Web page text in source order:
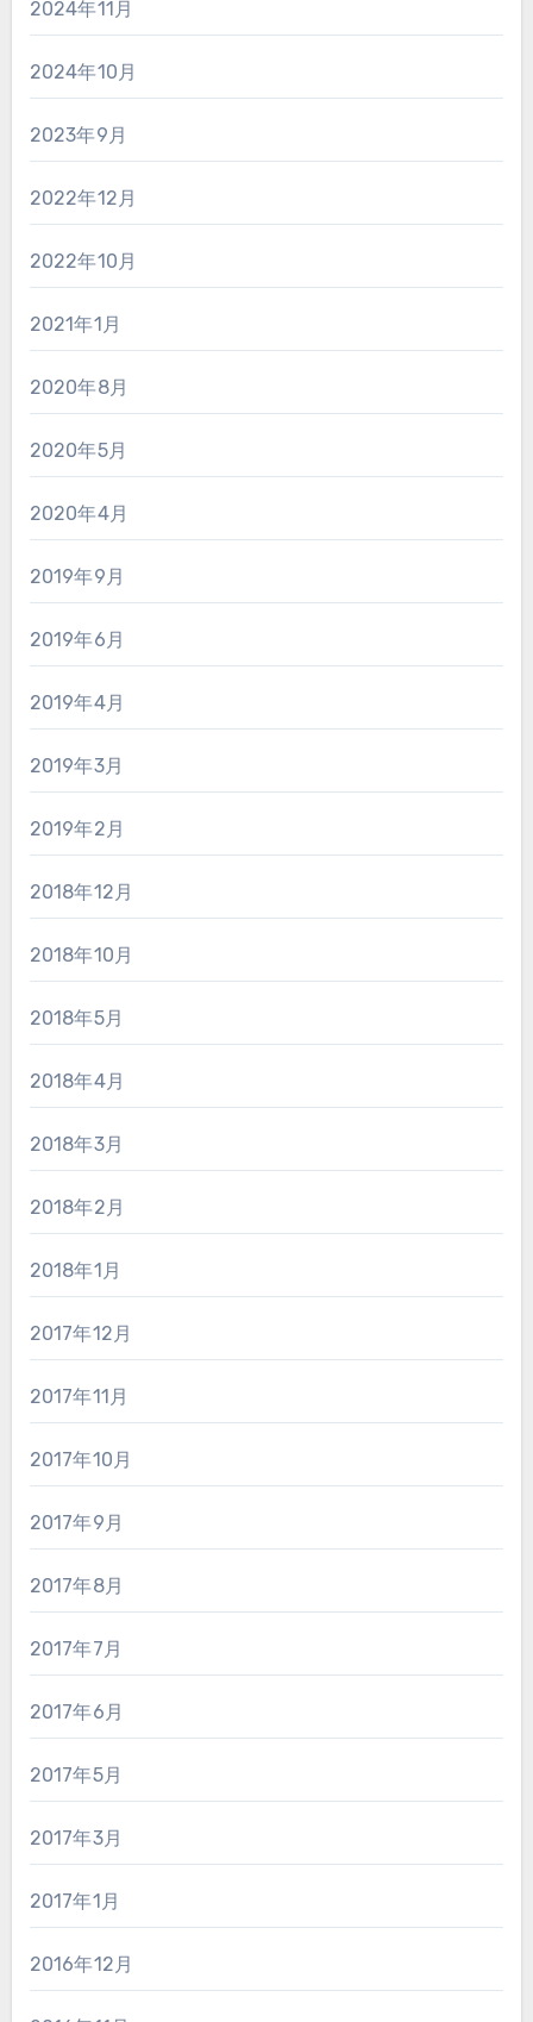
2024年11月
2024年10月
2023年9月
2022年12月
2022年10月
2021年1月
2020年8月
2020年5月
2020年4月
2019年9月
2019年6月
2019年4月
2019年3月
2019年2月
2018年12月
2018年10月
2018年5月
2018年4月
2018年3月
2018年2月
2018年1月
2017年12月
2017年11月
2017年10月
2017年9月
2017年8月
2017年7月
2017年6月
2017年5月
2017年3月
2017年1月
2016年12月